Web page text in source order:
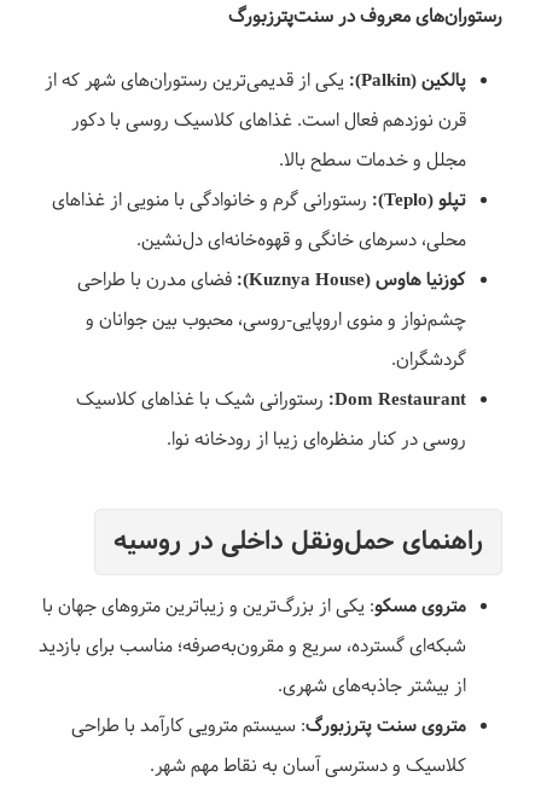
رستوران‌های معروف در سنت‌پترزبورگ
پالکین (Palkin):
یکی از قدیمی‌ترین رستوران‌های شهر که از
قرن نوزدهم فعال است. غذاهای کلاسیک روسی با دکور
مجلل و خدمات سطح بالا.
تپلو (Teplo):
رستورانی گرم و خانوادگی با منویی از غذاهای
محلی، دسرهای خانگی و قهوه‌خانه‌ای دل‌نشین.
کوزنیا هاوس (Kuznya House):
فضای مدرن با طراحی
چشم‌نواز و منوی اروپایی-روسی، محبوب بین جوانان و
گردشگران.
Dom Restaurant: رستورانی شیک با غذاهای کلاسیک
روسی در کنار منظره‌ای زیبا از رودخانه نوا.
راهنمای حمل‌ونقل داخلی در روسیه
متروی مسکو: یکی از بزرگ‌ترین و زیباترین متروهای جهان با
شبکه‌ای گسترده، سریع و مقرون‌به‌صرفه؛ مناسب برای بازدید
از بیشتر جاذبه‌های شهری.
متروی سنت پترزبورگ: سیستم مترویی کارآمد با طراحی
کلاسیک و دسترسی آسان به نقاط مهم شهر.